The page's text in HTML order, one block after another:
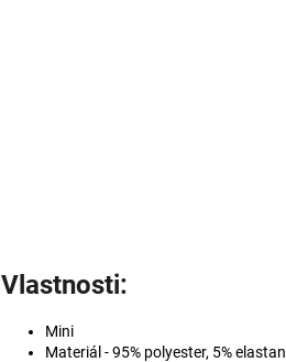
Vlastnosti:
Mini
Materiál - 95% polyester, 5% elastan